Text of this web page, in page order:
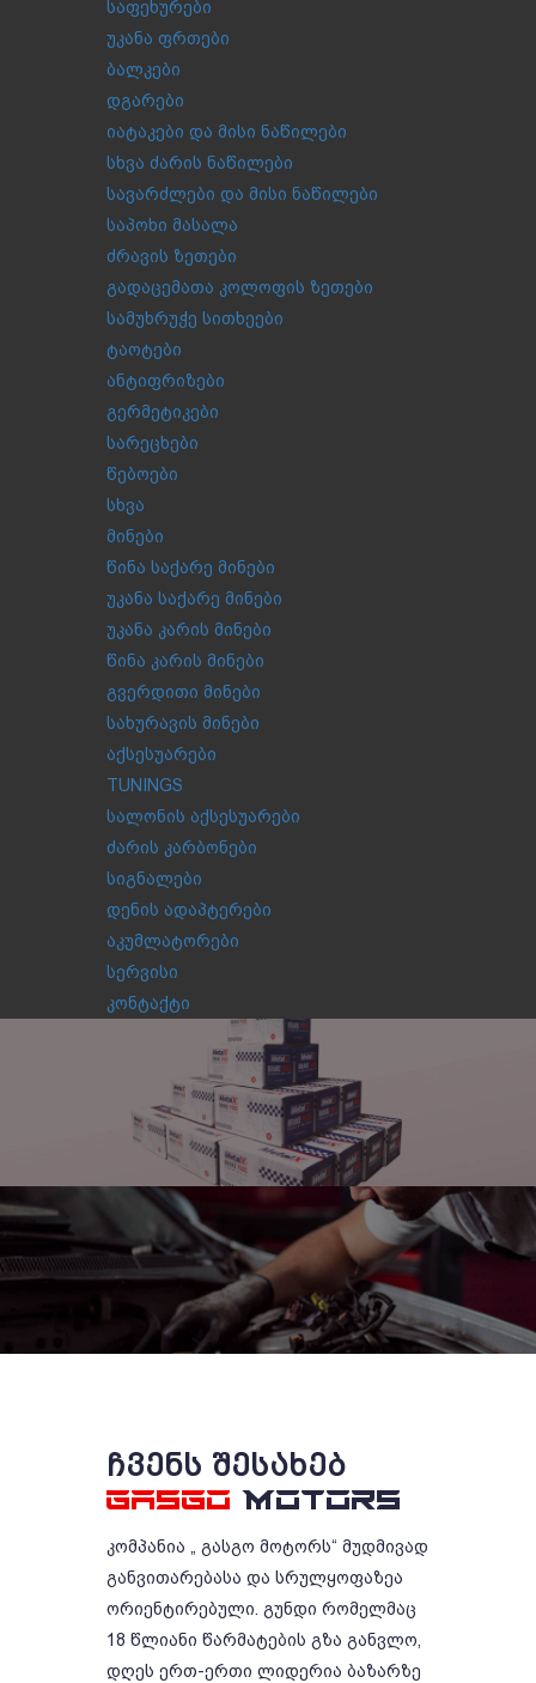
საფეხურები
უკანა ფრთები
ბალკები
დგარები
იატაკები და მისი ნაწილები
სხვა ძარის ნაწილები
სავარძლები და მისი ნაწილები
საპოხი მასალა
ძრავის ზეთები
გადაცემათა კოლოფის ზეთები
სამუხრუჭე სითხეები
ტაოტები
ანტიფრიზები
გერმეტიკები
სარეცხები
წებოები
სხვა
მინები
წინა საქარე მინები
უკანა საქარე მინები
უკანა კარის მინები
წინა კარის მინები
გვერდითი მინები
სახურავის მინები
აქსესუარები
TUNINGS
სალონის აქსესუარები
ძარის კარბონები
სიგნალები
დენის ადაპტერები
აკუმლატორები
სერვისი
კონტაქტი
ᲩᲕᲔᲜᲡ ᲨᲔᲡᲐᲮᲔᲑ
GASGO MOTORS
კომპანია „ გასგო მოტორს“ მუდმივად
განვითარებასა და სრულყოფაზეა
ორიენტირებული. გუნდი რომელმაც
18 წლიანი წარმატების გზა განვლო,
დღეს ერთ-ერთი ლიდერია ბაზარზე